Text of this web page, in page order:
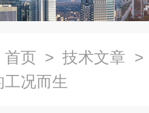
首页 > 技术文章 >
况而生